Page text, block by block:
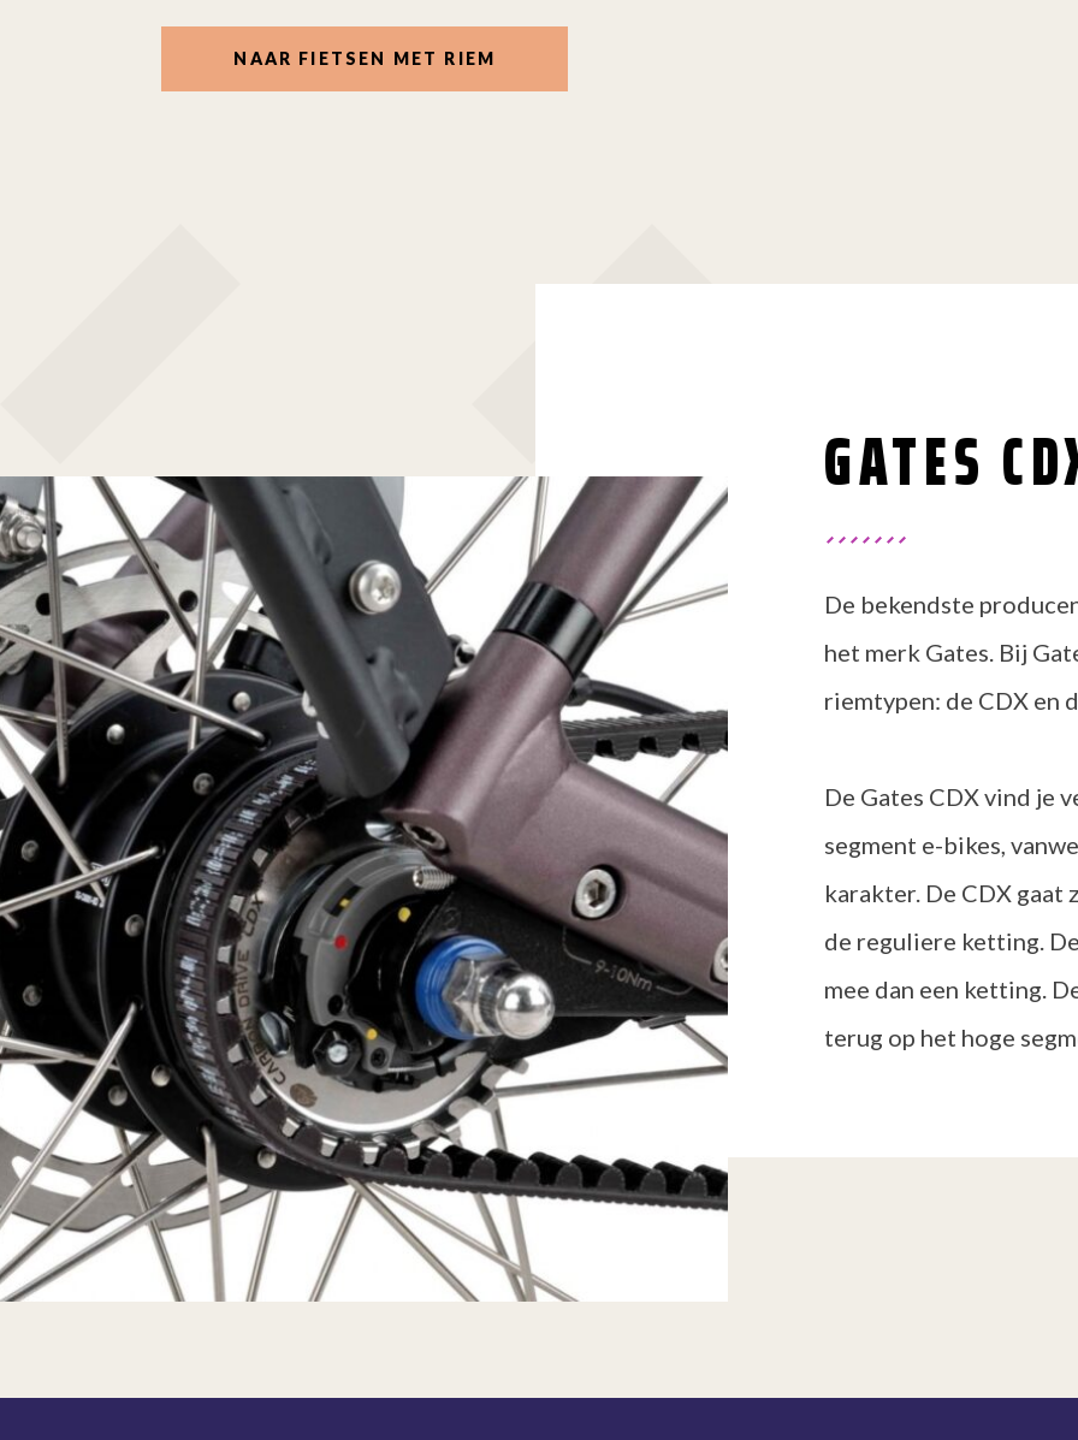
NAAR FIETSEN MET RIEM
GATES
De bekendste
het merk Gates. Bij
riemtypen: de CDX en
De Gates CDX vind je
segment e-bikes,
karakter. De CDX gaat
de reguliere ketting.
mee dan een ketting.
terug op het hoge